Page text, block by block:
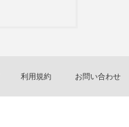
利用規約 お問い合わせ